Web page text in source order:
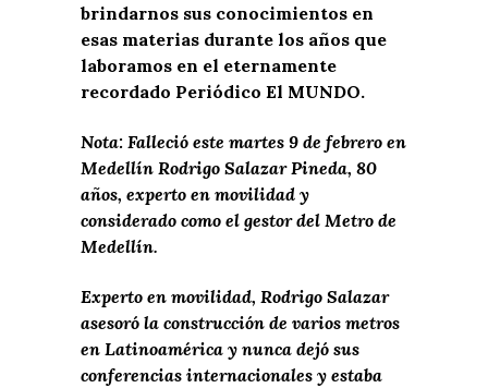
brindarnos sus conocimientos en
esas materias durante los años que
laboramos en el eternamente
recordado Periódico El MUNDO.
Nota: Falleció este martes 9 de febrero en
Medellín Rodrigo Salazar Pineda, 80
años, experto en movilidad y
considerado como el gestor del Metro de
Medellín.
Experto en movilidad, Rodrigo Salazar
asesoró la construcción de varios metros
en Latinoamérica y nunca dejó sus
conferencias internacionales y estaba